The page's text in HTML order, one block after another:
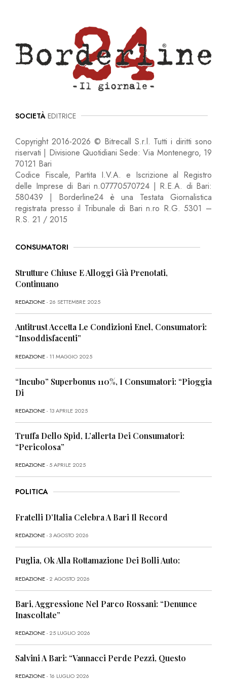
SOCIETÀ EDITRICE
Copyright 2016-2026 © Bitrecall S.r.l. Tutti i diritti sono
riservati | Divisione Quotidiani Sede: Via Montenegro, 19
70121 Bari
Codice Fiscale, Partita I.V.A. e Iscrizione al Registro
delle Imprese di Bari n.07770570724 | R.E.A. di Bari:
580439 | Borderline24 è una Testata Giornalistica
registrata presso il Tribunale di Bari n.ro R.G. 5301 –
R.S. 21 / 2015
CONSUMATORI
Strutture Chiuse E Alloggi Già Prenotati,
Continuano
REDAZIONE- 26 SETTEMBRE 2025
Antitrust Accetta Le Condizioni Enel, Consumatori:
“Insoddisfacenti”
REDAZIONE- 11 MAGGIO 2025
“Incubo” Superbonus 110%, I Consumatori: “Pioggia
Di
REDAZIONE- 13 APRILE 2025
Truffa Dello Spid, L’allerta Dei Consumatori:
“Pericolosa”
REDAZIONE- 5 APRILE 2025
POLITICA
Fratelli D’Italia Celebra A Bari Il Record
REDAZIONE- 3 AGOSTO 2026
Puglia, Ok Alla Rottamazione Dei Bolli Auto:
REDAZIONE- 2 AGOSTO 2026
Bari, Aggressione Nel Parco Rossani: “Denunce
Inascoltate”
REDAZIONE- 25 LUGLIO 2026
Salvini A Bari: “Vannacci Perde Pezzi, Questo
REDAZIONE- 16 LUGLIO 2026